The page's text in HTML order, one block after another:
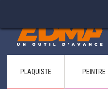
PLAQUISTE PEINTRE